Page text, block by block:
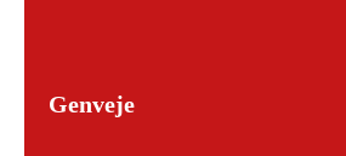
Genveje